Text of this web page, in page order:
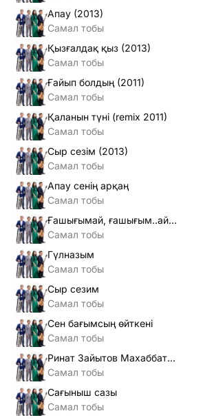
Апау (2013)
Самал тобы
Қызғалдақ қыз (2013)
Самал тобы
Ғайып болдың (2011)
Самал тобы
Қаланын түнi (remix 2011)
Самал тобы
Сыр сезiм (2013)
Самал тобы
Апау сенің арқаң
Самал тобы
Ғашығымай, ғашығым..айдай аппақ асылым
Самал тобы
Гүлназым
Самал тобы
Сыр сезим
Самал тобы
Сен бағымсың өйткені
Самал тобы
Ринат Зайытов Махаббатымның дауысы
Самал тобы
Сағыныш сазы
Самал тобы